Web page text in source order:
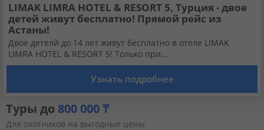
LIMAK LIMRA HOTEL & RESORT 5, Турция - двое
детей живут бесплатно! Прямой рейс из
Астаны!
Двое детелй до 14 лет живут бесплатно в отеле LIMAK
LIMRA HOTEL & RESORT 5! Только при...
Узнать подробнее
Туры до 800 000 ₸
Для охотников на выгодные цены